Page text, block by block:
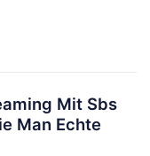
Mit Sbs
Man Echte